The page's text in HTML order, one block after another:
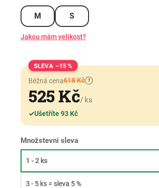
Množstevní sleva
1 - 2 ks
3 - 5 ks = sleva 5 %
M S
Jakou mám velikost?
–15 %
Běžná cena618 Kč ?
525 Kč/ ks
✓Ušetříte 93 Kč